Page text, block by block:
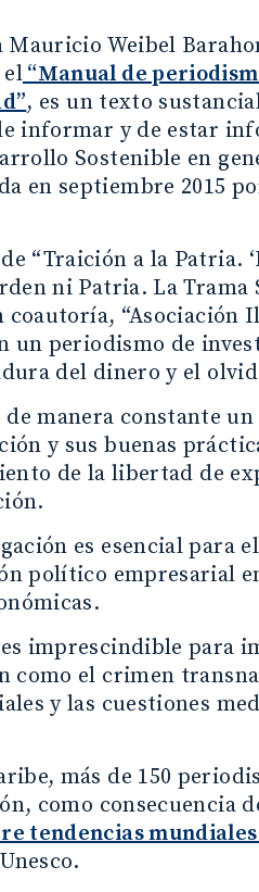
Weibel
el“Manual de
, es un texto
informar y de estar
Sostenible en
en septiembre 2015
“Traición a la Patria.
ni Patria. La Trama
coautoría,
un periodismo de
del dinero y el
manera constante
y sus buenas
de la libertad de
es esencial para
político empresarial
imprescindible para
como el crimen
y las cuestiones
más de 150
como consecuencia
tendencias